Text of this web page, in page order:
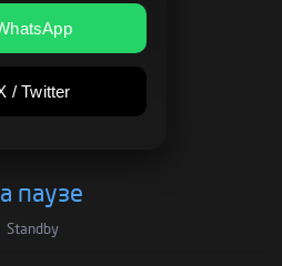
/ Twitter
паузе
Standby